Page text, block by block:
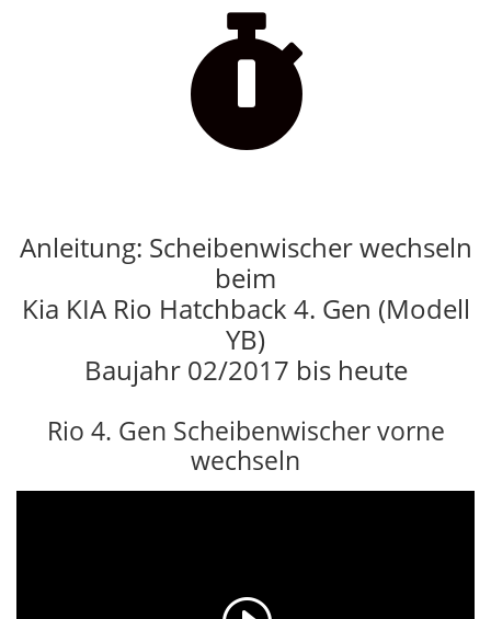

Anleitung: Scheibenwischer wechseln
beim
Kia KIA Rio Hatchback 4. Gen (Modell
YB)
Baujahr 02/2017 bis heute
Rio 4. Gen Scheibenwischer vorne
wechseln